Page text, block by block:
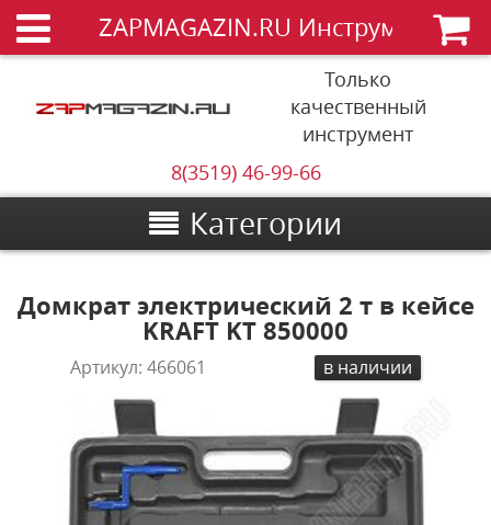
ZAPMAGAZIN.RU Инструменты
Только
качественный
инструмент
8(3519) 46-99-66
Категории
Домкрат электрический 2 т в кейсе
KRAFT KT 850000
Артикул:466061 в наличии